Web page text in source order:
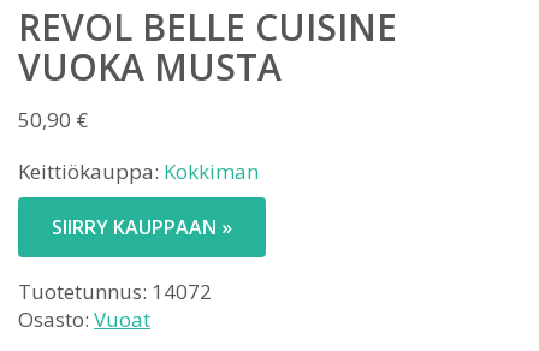
REVOL BELLE CUISINE
VUOKA MUSTA
50,90 €
Keittiökauppa: Kokkiman
SIIRRY KAUPPAAN »
Tuotetunnus: 14072
Osasto: Vuoat